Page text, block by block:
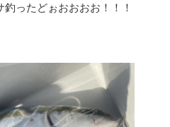
釣ったどぉおおおお！！！